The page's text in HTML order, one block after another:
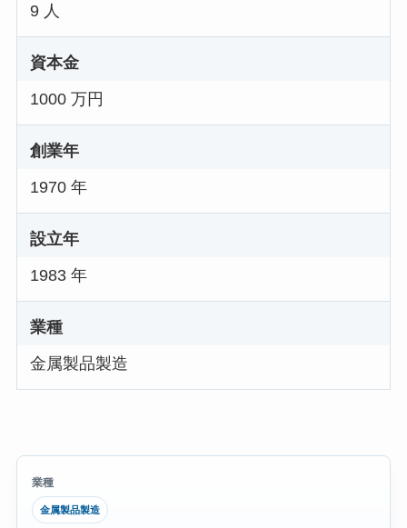
9 人
資本金
1000 万円
創業年
1970 年
設立年
1983 年
業種
金属製品製造
業種
金属製品製造